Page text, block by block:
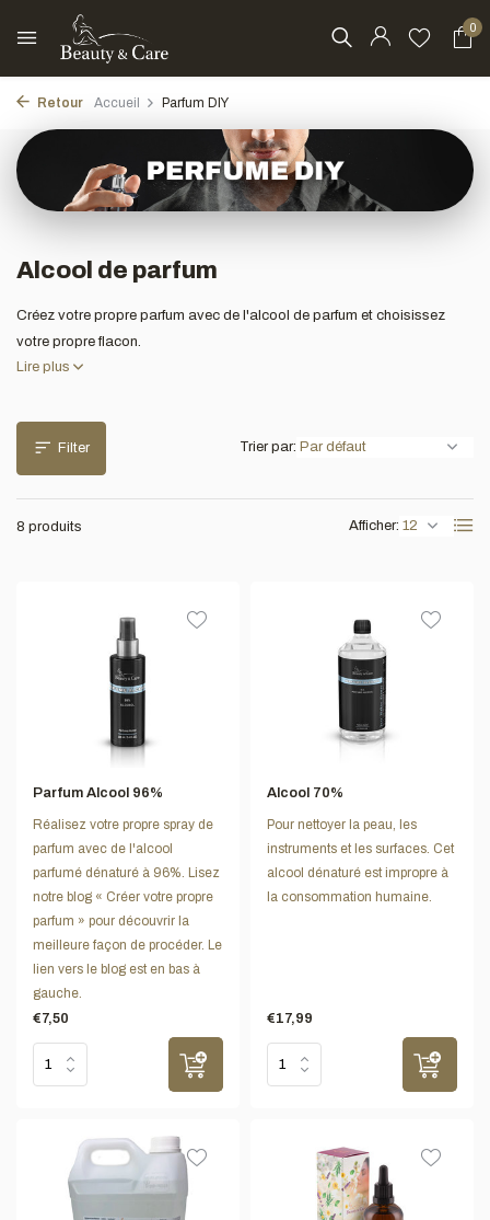
0
Retour Accueil Parfum DIY
Alcool de parfum
Créez votre propre parfum avec de l'alcool de parfum et choisissez
votre propre flacon.
Lire plus
Filter
8 produits Afficher:
Trier par:
Parfum Alcool 96%
Réalisez votre propre spray de
parfum avec de l'alcool
parfumé dénaturé à 96%. Lisez
notre blog « Créer votre propre
parfum » pour découvrir la
meilleure façon de procéder. Le
lien vers le blog est en bas à
gauche.
€7,50
Alcool 70%
Pour nettoyer la peau, les
instruments et les surfaces. Cet
alcool dénaturé est impropre à
la consommation humaine.
€17,99